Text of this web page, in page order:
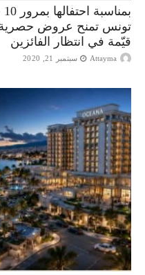
تونس تمنح عروض حصرية
قيّمة في انتظار الفائزين
Attayma سبتمبر 21, 2020